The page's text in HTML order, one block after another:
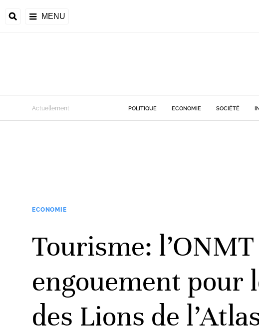
MENU
Actuellement POLITIQUE ECONOMIE SOCIÉTÉ
ECONOMIE
Tourisme:
engouement pour
des Lions de